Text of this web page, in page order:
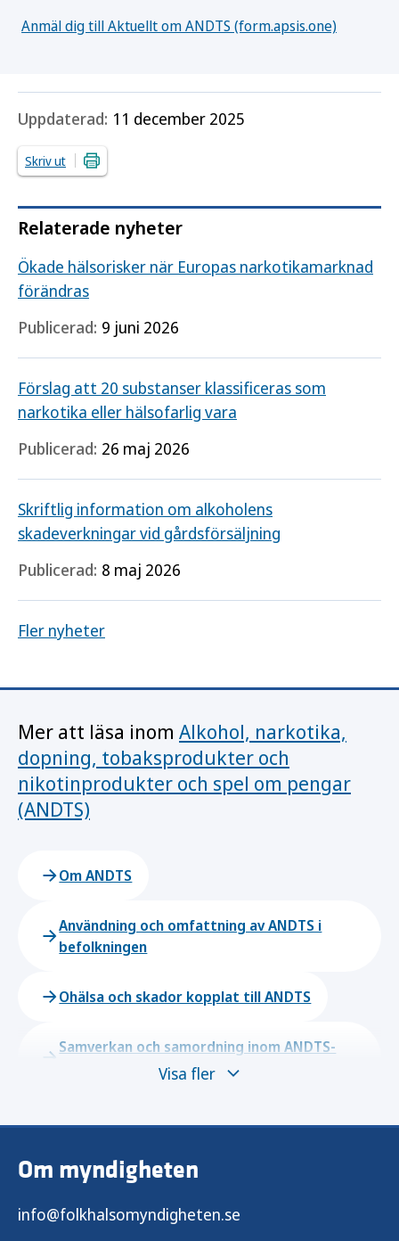
Anmäl dig till Aktuellt om ANDTS (form.apsis.one)
Uppdaterad: 11 december 2025
Skriv ut
Relaterade nyheter
Ökade hälsorisker när Europas narkotikamarknad
förändras
Publicerad: 9 juni 2026
Förslag att 20 substanser klassificeras som
narkotika eller hälsofarlig vara
Publicerad: 26 maj 2026
Skriftlig information om alkoholens
skadeverkningar vid gårdsförsäljning
Publicerad: 8 maj 2026
Fler nyheter
Mer att läsa inom Alkohol, narkotika,
dopning, tobaksprodukter och
nikotinprodukter och spel om pengar
(ANDTS)
Om ANDTS
Användning och omfattning av ANDTS i
befolkningen
Ohälsa och skador kopplat till ANDTS
Samverkan och samordning inom ANDTS-
Narkotikaförebyggande arbete
Dopningsförebyggande arbete
Visa fler
Om myndigheten
info@folkhalsomyndigheten.se